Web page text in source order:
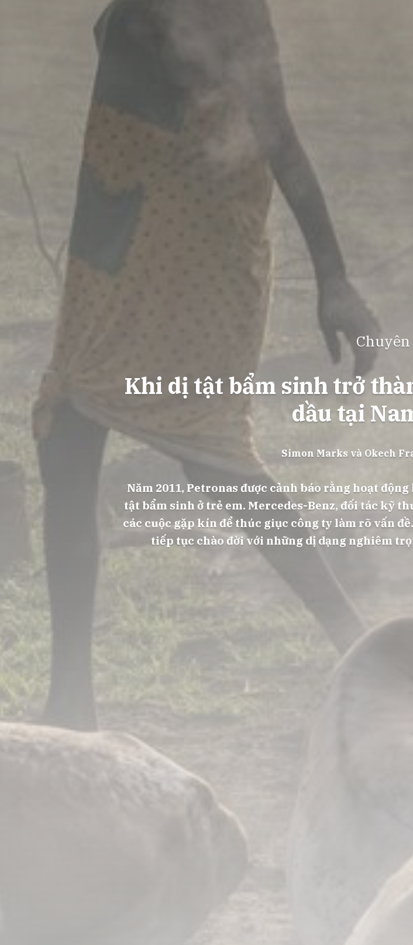
Chuyên
Khi dị tật bẩm sinh trở
dầu tại
Simon Marks và Okech
Năm 2011, Petronas được cảnh báo rằng hoạt
tật bẩm sinh ở trẻ em. Mercedes-Benz, đối tác kỹ
các cuộc gặp kín để thúc giục công ty làm rõ vấn
tiếp tục chào đời với những dị dạng nghiêm